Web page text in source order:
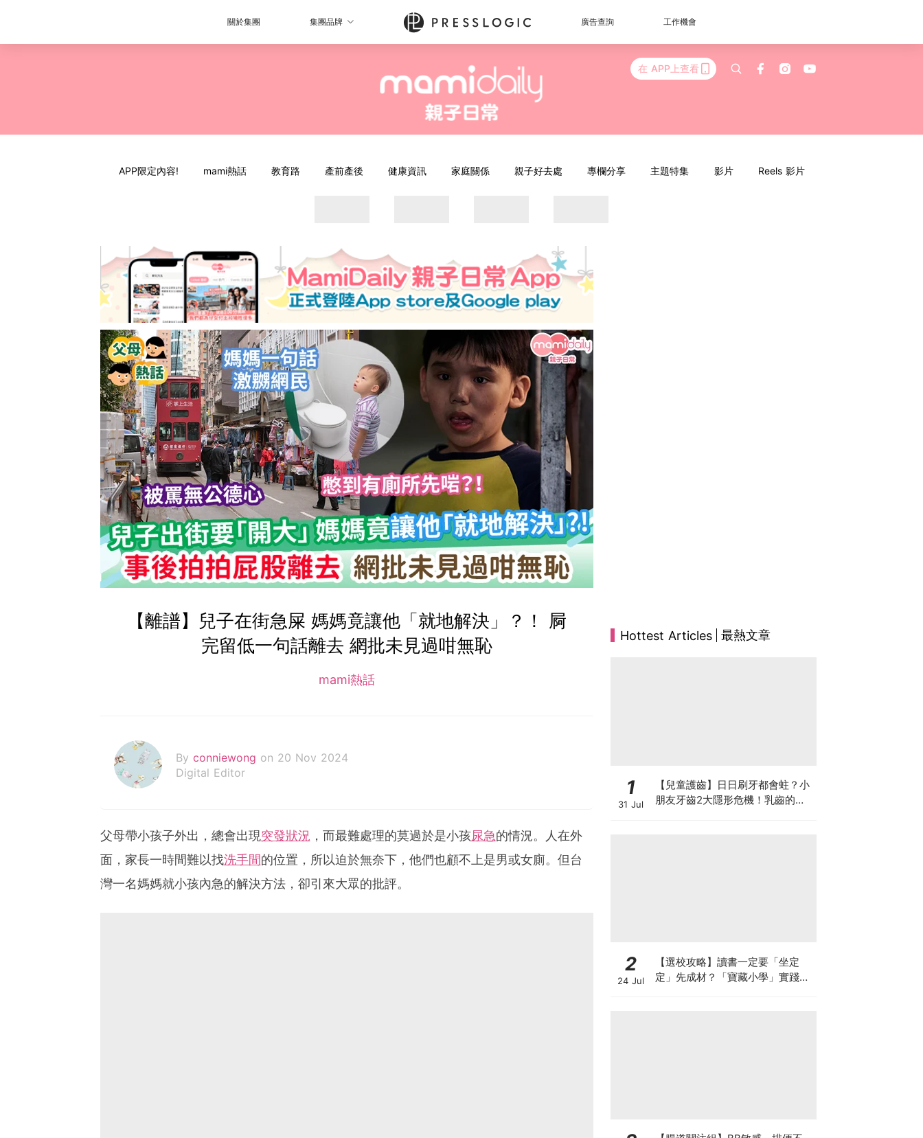
關於集團 集團品牌 廣告查詢 工作機會
在 APP上查看
APP限定內容! mami熱話 教育路 產前產後 健康資訊 家庭關係 親子好去處 專欄分享 主題特集 影片 Reels 影片
【離譜】兒子在街急屎 媽媽竟讓他「就地解決」？！ 屙
完留低一句話離去 網批未見過咁無恥
mami熱話
By conniewong on 20 Nov 2024
Digital Editor
父母帶小孩子外出，總會出現突發狀況 ，而最難處理的莫過於是小孩尿急的情況。人在外
面，家長一時間難以找洗手間的位置，所以迫於無奈下，他們也顧不上是男或女廁。但台
灣一名媽媽就小孩內急的解決方法，卻引來大眾的批評。
Hottest Articles 最熱文章
1
31 Jul
【兒童護齒】日日刷牙都會蛀？小
朋友牙齒2大隱形危機！乳齒的琺
2
24 Jul
【選校攻略】讀書一定要「坐定
定」先成材？「寶藏小學」實踐動